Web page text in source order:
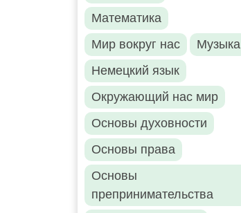
Математика
Мир вокруг нас
Музыка
Немецкий язык
Окружающий нас мир
Основы духовности
Основы права
Основы
препринимательства